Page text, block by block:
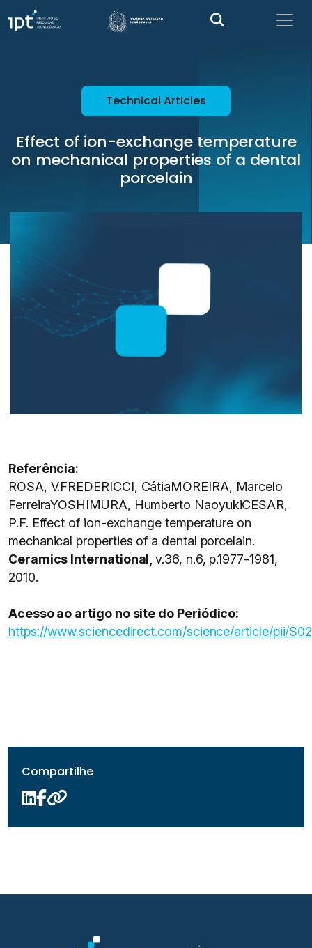
Technical Articles
Effect of ion-exchange temperature
on mechanical properties of a dental
porcelain
Referência:
ROSA, V.FREDERICCI, CátiaMOREIRA, Marcelo
FerreiraYOSHIMURA, Humberto NaoyukiCESAR,
P.F. Effect of ion-exchange temperature on
mechanical properties of a dental porcelain.
Ceramics International,v.36, n.6, p.1977-1981,
2010.
Acesso ao artigo no site do Periódico:
https://www.sciencedirect.com/science/article/pii/
Compartilhe